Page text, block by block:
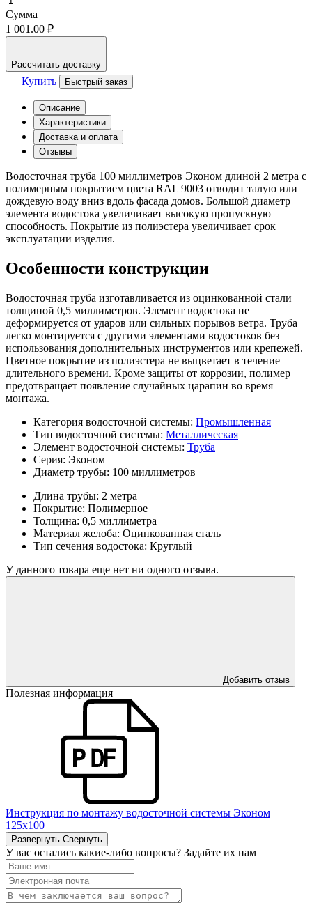
Сумма
1 001.00 ₽
Рассчитать доставку
Купить Быстрый заказ
Описание
Характеристики
Доставка и оплата
Отзывы
Водосточная труба 100 миллиметров Эконом длиной 2 метра с
полимерным покрытием цвета RAL 9003 отводит талую или
дождевую воду вниз вдоль фасада домов. Большой диаметр
элемента водостока увеличивает высокую пропускную
способность. Покрытие из полиэстера увеличивает срок
эксплуатации изделия.
Особенности конструкции
Водосточная труба изготавливается из оцинкованной стали
толщиной 0,5 миллиметров. Элемент водостока не
деформируется от ударов или сильных порывов ветра. Труба
легко монтируется с другими элементами водостоков без
использования дополнительных инструментов или крепежей.
Цветное покрытие из полиэстера не выцветает в течение
длительного времени. Кроме защиты от коррозии, полимер
предотвращает появление случайных царапин во время
монтажа.
Категория водосточной системы: Промышленная
Тип водосточной системы: Металлическая
Элемент водосточной системы: Труба
Серия: Эконом
Диаметр трубы: 100 миллиметров
Длина трубы: 2 метра
Покрытие: Полимерное
Толщина: 0,5 миллиметра
Материал желоба: Оцинкованная сталь
Тип сечения водостока: Круглый
У данного товара еще нет ни одного отзыва.
Добавить отзыв
Полезная информация
Инструкция по монтажу водосточной системы Эконом
125х100
Развернуть Свернуть
У вас остались какие-либо вопросы? Задайте их нам